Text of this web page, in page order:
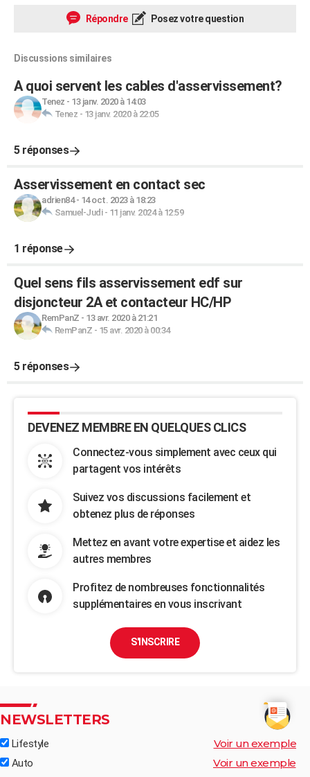
Répondre Posez votre question
Discussions similaires
A quoi servent les cables d'asservissement?
Tenez - 13 janv. 2020 à 14:03
Tenez - 13 janv. 2020 à 22:05
5 réponses
Asservissement en contact sec
adrien84- 14 oct. 2023 à 18:23
Samuel-Judi- 11 janv. 2024 à 12:59
1 réponse
Quel sens fils asservissement edf sur
disjoncteur 2A et contacteur HC/HP
RemPanZ - 13 avr. 2020 à 21:21
RemPanZ - 15 avr. 2020 à 00:34
5 réponses
DEVENEZ MEMBRE EN QUELQUES CLICS
Connectez-vous simplement avec ceux qui
partagent vos intérêts
Suivez vos discussions facilement et
obtenez plus de réponses
Mettez en avant votre expertise et aidez les
autres membres
Profitez de nombreuses fonctionnalités
supplémentaires en vous inscrivant
S'INSCRIRE
NEWSLETTERS
Lifestyle Voir un exemple
Auto Voir un exemple